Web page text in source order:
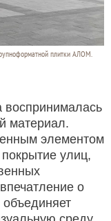
плитки АЛОМ.
воспринималась
материал.
элементом
улиц,
о